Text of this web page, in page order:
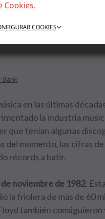
Cookies.
COOKIES
Bank
en las últimas
la industria
que tenían algunas
del momento, las cifras
récords a batir.
de noviembre de 1982.
la friolera de más de 60
también consiguieron